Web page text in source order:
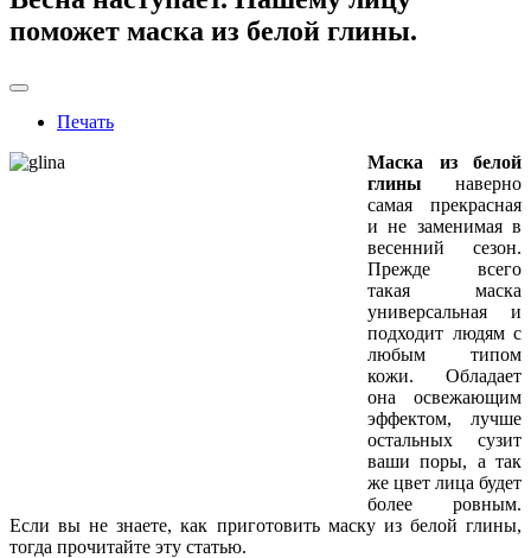
поможет маска из белой глины.
Печать
Маска из белой
глины наверно
самая прекрасная
и не заменимая в
весенний сезон.
Прежде всего
такая маска
универсальная и
подходит людям с
любым типом
кожи. Обладает
она освежающим
эффектом, лучше
остальных сузит
ваши поры, а так
же цвет лица будет
более ровным.
Если вы не знаете, как приготовить маску из белой глины,
тогда прочитайте эту статью.